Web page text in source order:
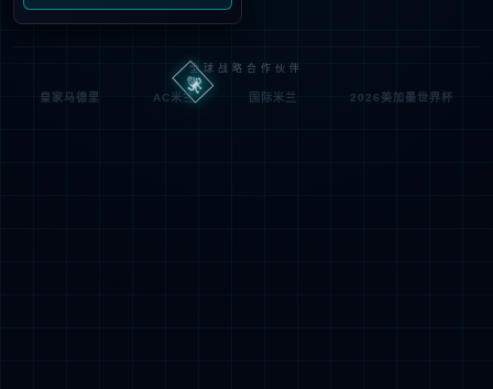
Oops，您请求的文件不存
Oops，Your request does not exist！